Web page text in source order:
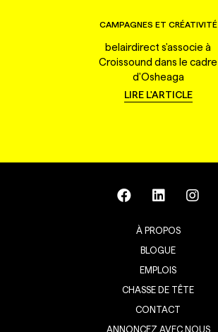
CAMPAGNES ET CRÉATIVITÉ
belairdirect s'associe à
Croissound dans le cadre
d'Osheaga
LIRE L'ARTICLE
À PROPOS
BLOGUE
EMPLOIS
CHASSE DE TÊTE
CONTACT
ANNONCEZ AVEC NOUS